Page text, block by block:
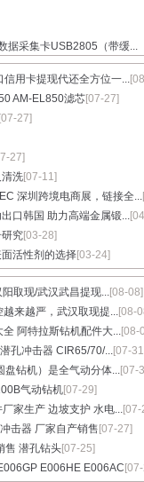
据采集卡USB2805（带缓...
用卡提现代还全方位一...
AM-EL850滤芯[07-27]
[07-27]
27]
洗[07-11]
深圳跨境电商展，链接全...
口韩国 助力高端金属锻...
究[03-28]
活性剂的选择[03-24]
取现/武汉武昌提现...[08-08]
来越严，武汉取现提...[08-
阿特拉斯钻机配件大...[08-
孔冲击器 CIR65/70/...[07-
盘钻机）是全气动分体...[07-
气动钻机[07-29]
家生产 边坡支护 水电...[07-
击器 厂家自产销售 [07-27]
售 潜孔钻头[07-25]
E006HE E006AC